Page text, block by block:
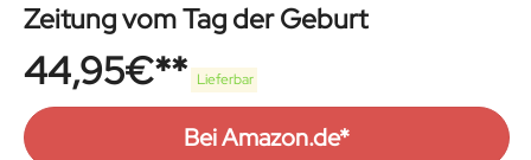
Zeitung vom Tag der Geburt
44,95€ Lieferbar
Bei Amazon.de*